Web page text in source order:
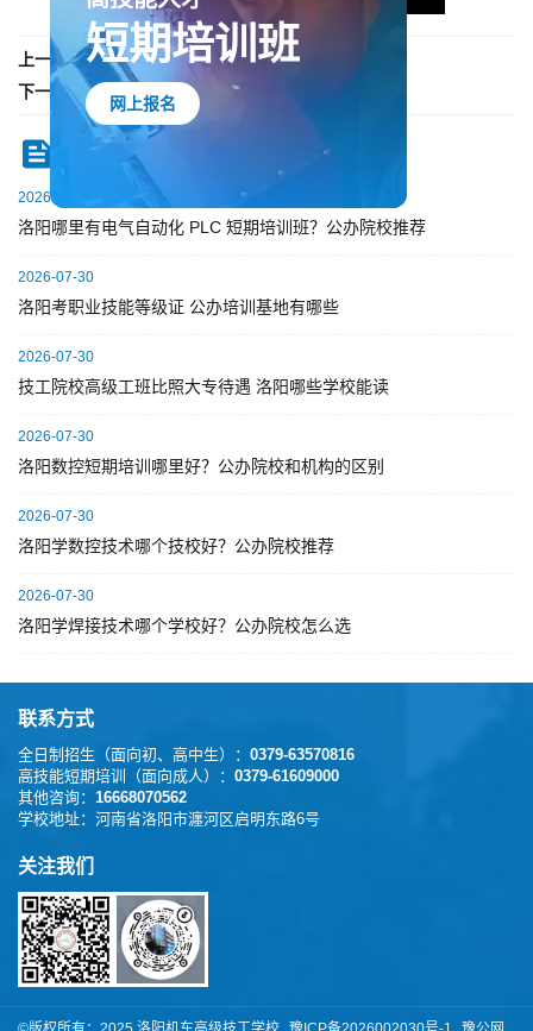
上一篇：洛阳机车高级技工学校宣传片
下一篇：暂无记录
热点资讯
2026-07-30
洛阳哪里有电气自动化 PLC 短期培训班？公办院校推荐
2026-07-30
洛阳考职业技能等级证 公办培训基地有哪些
2026-07-30
技工院校高级工班比照大专待遇 洛阳哪些学校能读
2026-07-30
洛阳数控短期培训哪里好？公办院校和机构的区别
2026-07-30
洛阳学数控技术哪个技校好？公办院校推荐
2026-07-30
洛阳学焊接技术哪个学校好？公办院校怎么选
联系方式
全日制招生（面向初、高中生）： 0379-63570816
高技能短期培训（面向成人）： 0379-61609000
其他咨询： 16668070562
学校地址： 河南省洛阳市瀍河区启明东路6号
关注我们
短期培训班
网上报名